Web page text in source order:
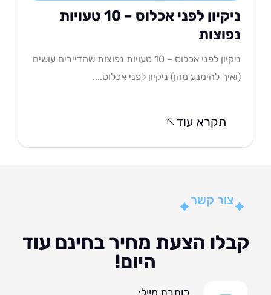
ניקיון לפני אכלוס – 10 טעויות
ניקיון לפני אכלוס – 10 טעויות נפוצות שהדיירים עושים
להימנע מהן) ניקיון לפני אכלוס....
תקרא עוד
צור קשר
הצעת מחיר בחינם עוד
היום!